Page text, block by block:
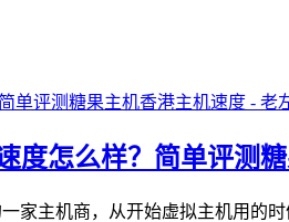
度怎么样？简单评测
一家主机商，从开始虚拟主机用